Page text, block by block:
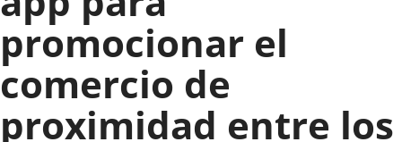
promocionar el
comercio de
proximidad entre los